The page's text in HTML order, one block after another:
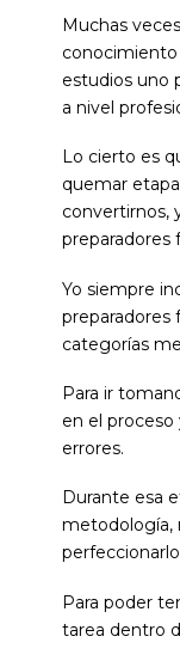
ENLACE
INCRUSTAR
Muchas
estudios uno
a nivel
Lo cierto es
quemar
convertirnos,
preparadores
Yo siempre
preparadores
categorías
Para ir
en el
errores.
Durante esa
metodología,
Para poder
tarea dentro